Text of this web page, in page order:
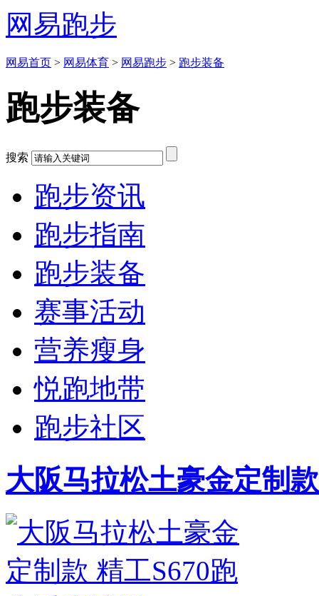
网易跑步
网易首页 > 网易体育 > 网易跑步 > 跑步装备
跑步装备
搜索
跑步资讯
跑步指南
跑步装备
赛事活动
营养瘦身
悦跑地带
跑步社区
大阪马拉松土豪金定制